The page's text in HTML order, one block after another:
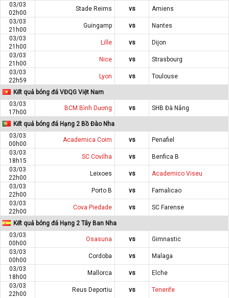
03/03
02h00
Stade Reims vs
Amiens
03/03
21h00
Guingamp vs
Nantes
03/03
21h00
Lille vs
Dijon
03/03
21h00
Nice vs
Strasbourg
03/03
22h59
Lyon vs Toulouse
Kết quả bóng đá VĐQG Việt Nam
03/03
17h00
BCM Bình Dương vs SHB Đà Nẵng
Kết quả bóng đá Hạng 2 Bồ Đào Nha
03/03
00h00
Academica Coim vs
Penafiel
03/03
18h15
SC Covilha vs
Benfica B
03/03
22h00
Leixoes vs
Academico Viseu
03/03
22h00
Porto B vs
Famalicao
03/03
22h00
Cova Piedade vs SC Farense
Kết quả bóng đá Hạng 2 Tây Ban Nha
03/03
00h00
Osasuna vs
Gimnastic
03/03
00h00
Cordoba vs
Malaga
03/03
18h00
Mallorca vs
Elche
03/03
22h00
Reus Deportiu vs
Tenerife